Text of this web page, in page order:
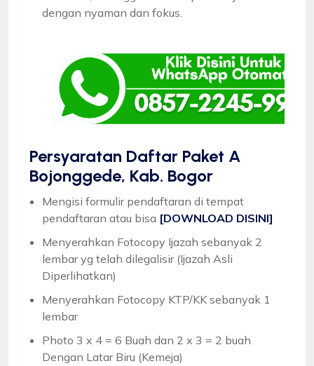
dengan nyaman dan fokus.
Persyaratan Daftar Paket A
Bojonggede, Kab. Bogor
Mengisi formulir pendaftaran di tempat
pendaftaran atau bisa [DOWNLOAD DISINI]
Menyerahkan Fotocopy Ijazah sebanyak 2
lembar yg telah dilegalisir (Ijazah Asli
Diperlihatkan)
Menyerahkan Fotocopy KTP/KK sebanyak 1
lembar
Photo 3 x 4 = 6 Buah dan 2 x 3 = 2 buah
Dengan Latar Biru (Kemeja)